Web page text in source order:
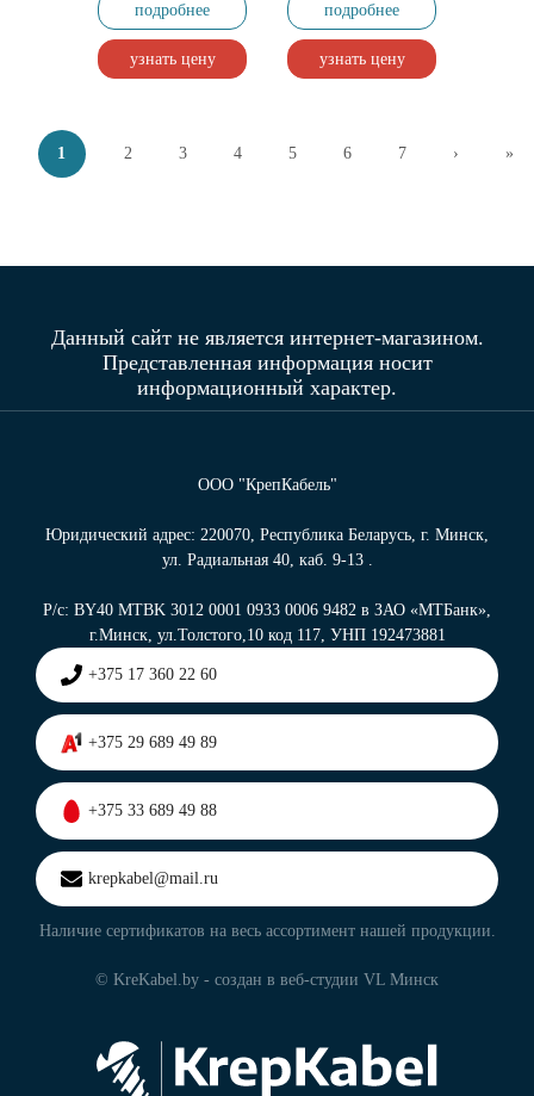
подробнее
узнать цену
подробнее
узнать цену
Страницы
1 2 3 4 5 6 7 › »
Данный сайт не является интернет-магазином.
Представленная информация носит
информационный характер.
ООО "КрепКабель"
Юридический адрес: 220070, Республика Беларусь, г. Минск,
ул. Радиальная 40, каб. 9-13 .
Р/с: BY40 MTBK 3012 0001 0933 0006 9482 в ЗАО «МТБанк»,
г.Минск, ул.Толстого,10 код 117, УНП 192473881
+375 17 360 22 60
+375 29 689 49 89
+375 33 689 49 88
krepkabel@mail.ru
Наличие сертификатов на весь ассортимент нашей продукции.
© KreKabel.by - создан в веб-студии VL Минск